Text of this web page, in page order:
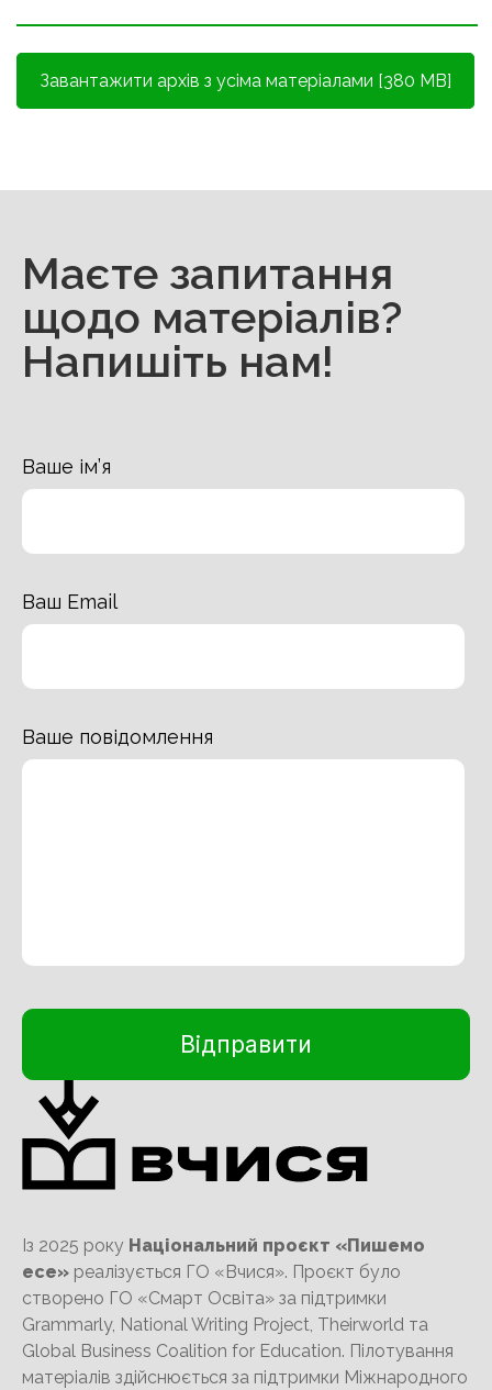
Завантажити архів з усіма матеріалами [380 MB]
Маєте запитання
щодо матеріалів?
Напишіть нам!
Ваше ім’я
Ваш Email
Ваше повідомлення
Із 2025 року Національний проєкт «Пишемо
есе» реалізується ГО «Вчися». Проєкт було
створено ГО «Смарт Освіта» за підтримки
Grammarly, National Writing Project, Theirworld та
Global Business Coalition for Education. Пілотування
матеріалів здійснюється за підтримки Міжнародного